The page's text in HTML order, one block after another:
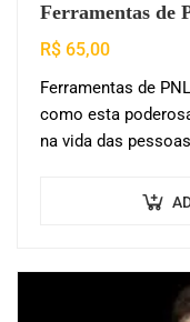
Ferramentas de
R$ 65,00
Ferramentas de
como esta
na vida das